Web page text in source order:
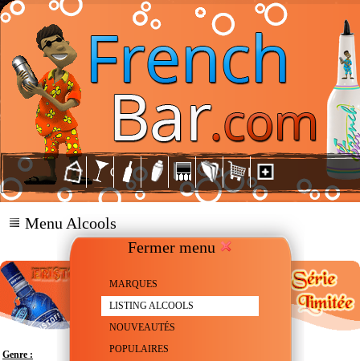
Fermer menu
MARQUES
LISTING ALCOOLS
NOUVEAUTÉS
POPULAIRES
Menu Alcools
Genre : Vodka